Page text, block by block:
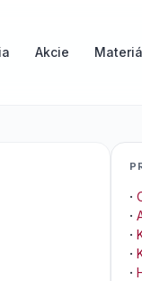
Akcie
·
·
·
·
·